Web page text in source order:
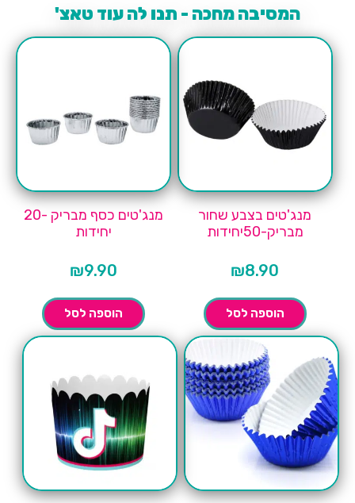
המסיבה מחכה - תנו לה עוד טאצ'
מנג'טים בצבע שחור
מבריק-50יחידות
₪8.90
הוספה לסל
מנג'טים כסף מבריק -20
יחידות
₪9.90
הוספה לסל